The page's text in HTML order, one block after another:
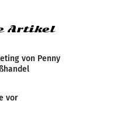
Artikel
von Penny
vor